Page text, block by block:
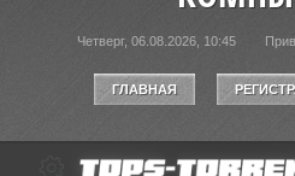
Четверг, 06.08.2026, 10:45
ГЛАВНАЯ